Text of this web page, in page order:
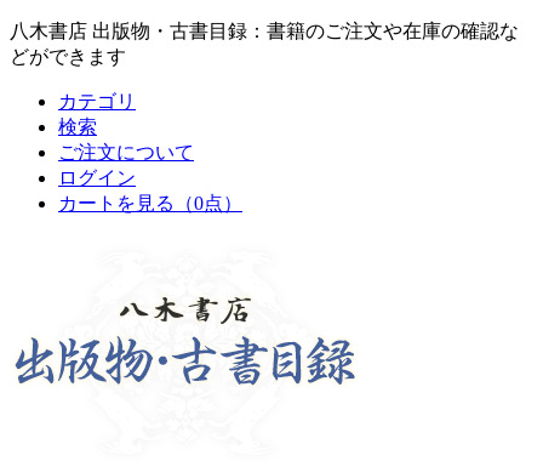
八木書店 出版物・古書目録：書籍のご注文や在庫の確認な
どができます
カテゴリ
検索
ご注文について
ログイン
カートを見る
（0点）